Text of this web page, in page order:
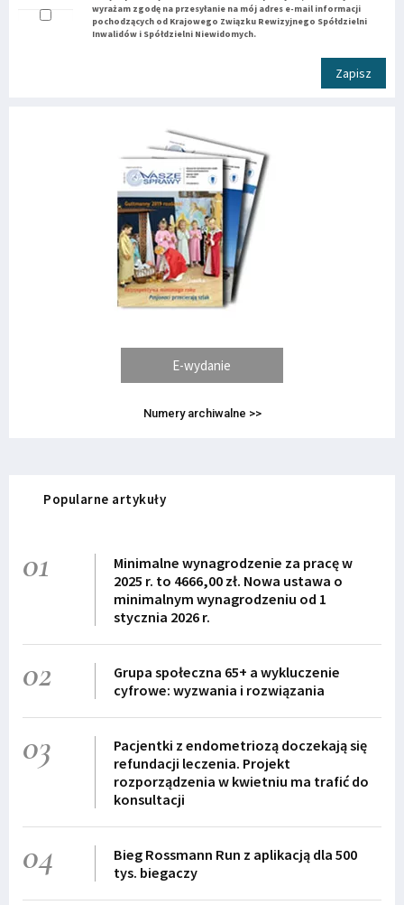
wyrażam zgodę na przesyłanie na mój adres e-mail informacji
pochodzących od Krajowego Związku Rewizyjnego Spółdzielni
Inwalidów i Spółdzielni Niewidomych.
Zapisz
E-wydanie
Numery archiwalne >>
Popularne artykuły
01
Minimalne wynagrodzenie za pracę w
2025 r. to 4666,00 zł. Nowa ustawa o
minimalnym wynagrodzeniu od 1
stycznia 2026 r.
02
Grupa społeczna 65+ a wykluczenie
cyfrowe: wyzwania i rozwiązania
03
Pacjentki z endometriozą doczekają się
refundacji leczenia. Projekt
rozporządzenia w kwietniu ma trafić do
konsultacji
04
Bieg Rossmann Run z aplikacją dla 500
tys. biegaczy